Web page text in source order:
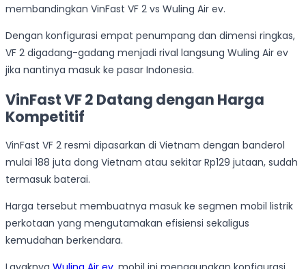
membandingkan VinFast VF 2 vs Wuling Air ev.
Dengan konfigurasi empat penumpang dan dimensi ringkas,
VF 2 digadang-gadang menjadi rival langsung Wuling Air ev
jika nantinya masuk ke pasar Indonesia.
VinFast VF 2 Datang dengan Harga
Kompetitif
VinFast VF 2 resmi dipasarkan di Vietnam dengan banderol
mulai 188 juta dong Vietnam atau sekitar Rp129 jutaan, sudah
termasuk baterai.
Harga tersebut membuatnya masuk ke segmen mobil listrik
perkotaan yang mengutamakan efisiensi sekaligus
kemudahan berkendara.